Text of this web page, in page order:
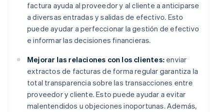
factura ayuda al proveedor y al cliente a anticiparse
a diversas entradas y salidas de efectivo. Esto
puede ayudar a perfeccionar la gestión de efectivo
e informar las decisiones financieras.
Mejorar las relaciones con los clientes: enviar
extractos de facturas de forma regular garantiza la
total transparencia sobre las transacciones entre
proveedor y cliente. Esto puede ayudar a evitar
malentendidos u objeciones inoportunas. Además,